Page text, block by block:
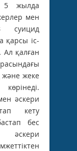
5 жылда
мен
суицид
қарсы іс-
Ал қалған
және жеке
әскери
кету
бес
әскери